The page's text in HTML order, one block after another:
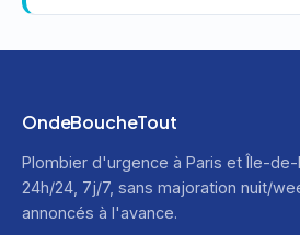
OndeBoucheTout
Plombier d'urgence à Paris et Île-de-
24h/24, 7j/7, sans majoration nuit/
annoncés à l'avance.